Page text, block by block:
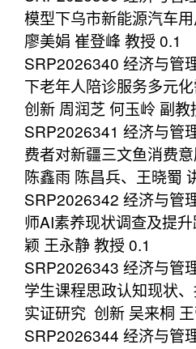
模型下乌市新能源汽车
廖美娟 崔登峰 教授 0.1
SRP2026340 经济与管
下老年人陪诊服务多元
创新 周润芝 何玉岭 副教
SRP2026341 经济与管
费者对新疆三文鱼消费
陈鑫雨 陈昌兵、王晓蜀
SRP2026342 经济与管
师AI素养现状调查及提
颖 王永静 教授 0.1
SRP2026343 经济与管
学生课程思政认知现状
实证研究 创新 吴来桐
SRP2026344 经济与管